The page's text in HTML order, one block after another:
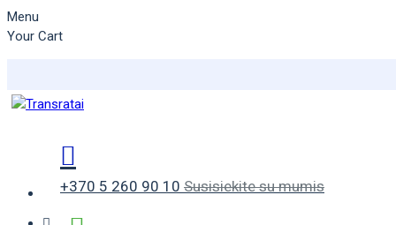
Menu
Your Cart
+370 5 260 90 10 Susisiekite su mumis